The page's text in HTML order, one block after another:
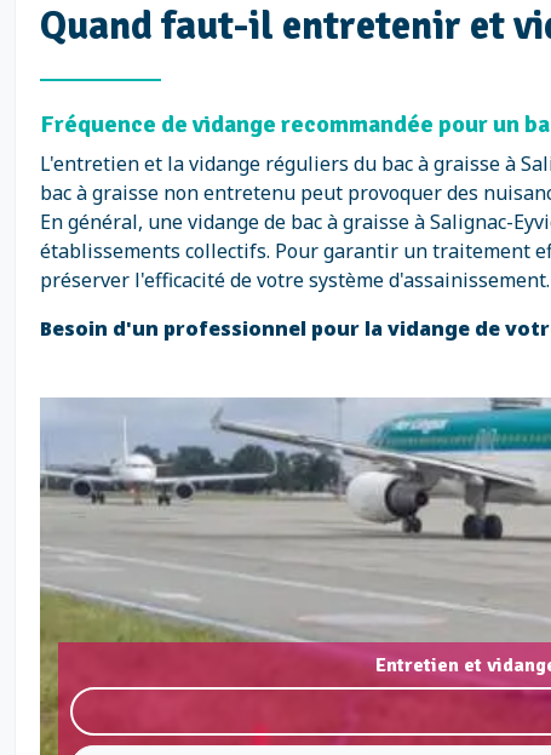
Quand faut-il entretenir et
Fréquence de vidange recommandée pour un
L'entretien et la vidange réguliers du bac à graisse à
bac à graisse non entretenu peut provoquer des
En général, une vidange de bac à graisse à Salignac-
établissements collectifs. Pour garantir un traitement
préserver l'efficacité de votre système d'assainissement.
Besoin d'un professionnel pour la vidange de
Entretien et